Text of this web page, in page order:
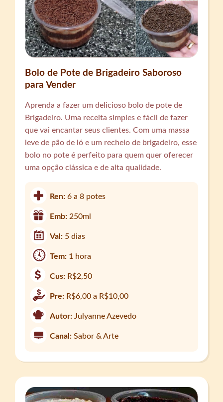
Bolo de Pote de Brigadeiro Saboroso
para Vender
Aprenda a fazer um delicioso bolo de pote de
Brigadeiro. Uma receita simples e fácil de fazer
que vai encantar seus clientes. Com uma massa
leve de pão de ló e um recheio de brigadeiro, esse
bolo no pote é perfeito para quem quer oferecer
uma opção clássica e de alta qualidade.
Ren:6 a 8 potes
Emb: 250ml
Val: 5 dias
Tem: 1 hora
Cus: R$2,50
Pre: R$6,00 a R$10,00
Autor: Julyanne Azevedo
Canal: Sabor & Arte